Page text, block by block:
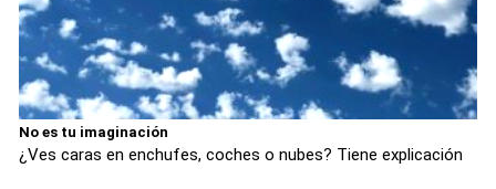
No es tu imaginación
¿Ves caras en enchufes, coches o nubes? Tiene explicación